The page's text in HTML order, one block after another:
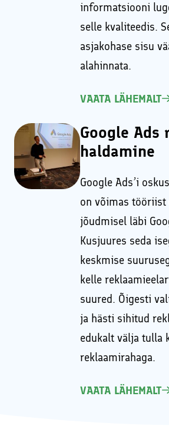
informatsiooni
selle kvaliteedis.
asjakohase sisu
alahinnata.
VAATA LÄHEMALT
Google Ads
haldamine
Google Ads’i
on võimas
jõudmisel läbi
Kusjuures seda
keskmise
kelle
suured. Õigesti
ja hästi sihitud
edukalt välja tulla
reklaamirahaga.
VAATA LÄHEMALT